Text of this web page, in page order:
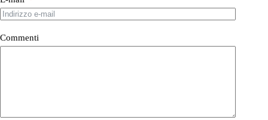
Commenti